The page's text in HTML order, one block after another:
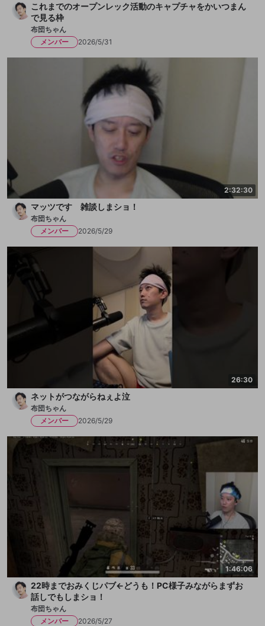
これまでのオープンレック活動のキャプチャをかいつまん
で見る枠
布団ちゃん
メンバー
2026/5/31
2:32:30
マッツです 雑談しまショ！
布団ちゃん
メンバー
2026/5/29
26:30
ネットがつながらねぇよ泣
布団ちゃん
メンバー
2026/5/29
1:46:06
22時までおみくじパブ←どうも！PC様子みながらまずお
話しでもしまショ！
布団ちゃん
メンバー
2026/5/27